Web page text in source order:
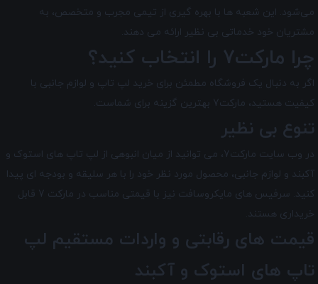
می‌شود. این شعبه ها با بهره گیری از تیمی مجرب و متخصص، به
مشتریان خود خدماتی بی نظیر ارائه می دهند.
چرا مارکت7 را انتخاب کنید؟
اگر به دنبال یک فروشگاه مطمئن برای خرید لپ تاپ و لوازم جانبی با
کیفیت هستید، مارکت7 بهترین گزینه برای شماست.
تنوع بی نظیر
در وب سایت مارکت7، می توانید از میان انبوهی از لپ تاپ های استوک و
آکبند و لوازم جانبی، محصول مورد نظر خود را با هر سلیقه و بودجه ای پیدا
کنید. سرفیس های مایکروسافت نیز با قیمتی مناسب در مارکت 7 قابل
خریداری هستند.
قیمت های رقابتی و واردات مستقیم لپ
تاپ های استوک و آکبند